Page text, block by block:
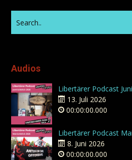
Audios
Libertärer Podcast
13. Juli 2026
00:00:00.000
Libertärer Podcast
8. Juni 2026
00:00:00.000